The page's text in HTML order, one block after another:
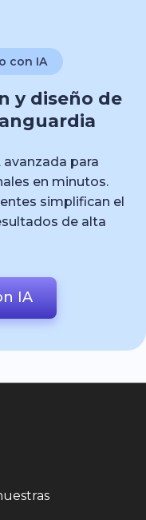
con IA
y diseño de
para
en minutos.
simplifican el
de alta
IA